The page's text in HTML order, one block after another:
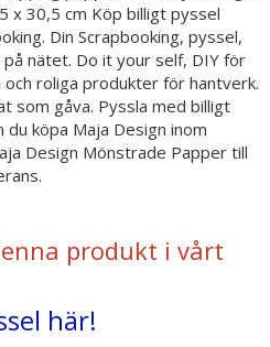
x 30,5 cm Köp billigt pyssel
Din Scrapbooking, pyssel,
nätet. Do it your self, DIY för
och roliga produkter för hantverk.
som gåva. Pyssla med billigt
köpa Maja Design inom
Design Mönstrade Papper till
produkt i vårt
här!